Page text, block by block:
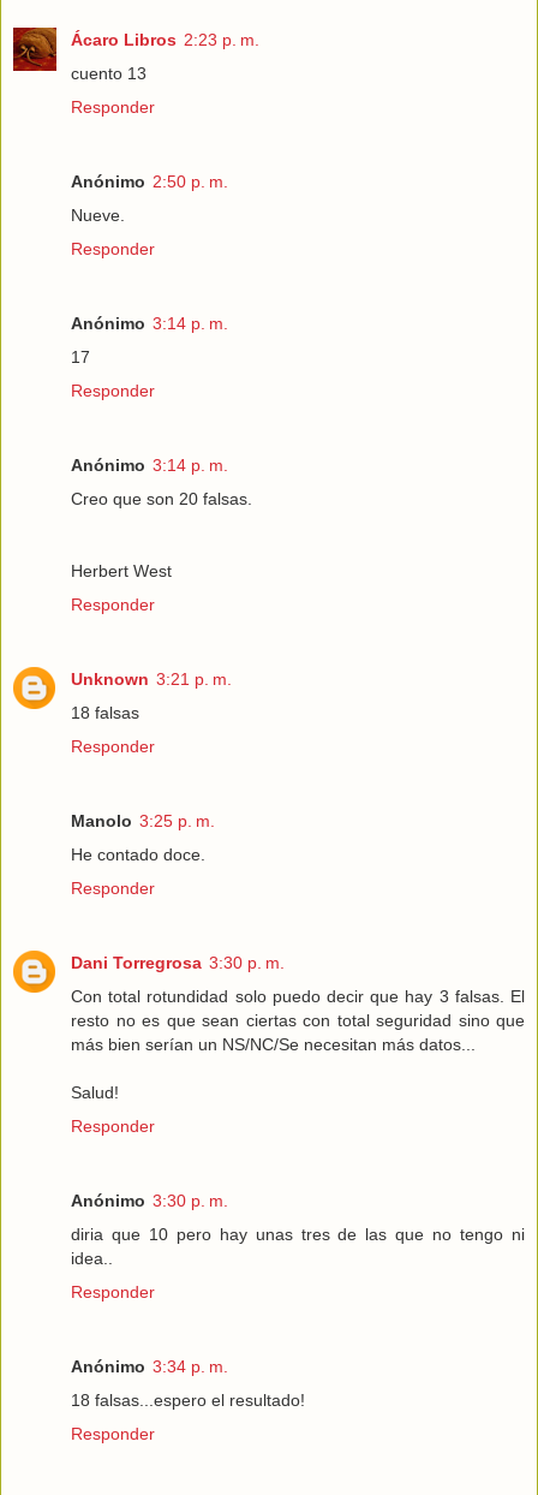
Ácaro Libros 2:23 p. m.
cuento 13
Responder
Anónimo 2:50 p. m.
Nueve.
Responder
Anónimo 3:14 p. m.
17
Responder
Anónimo 3:14 p. m.
Creo que son 20 falsas.
Herbert West
Responder
Unknown 3:21 p. m.
18 falsas
Responder
Manolo 3:25 p. m.
He contado doce.
Responder
Dani Torregrosa 3:30 p. m.
Con total rotundidad solo puedo decir que hay 3 falsas. El
resto no es que sean ciertas con total seguridad sino que
más bien serían un NS/NC/Se necesitan más datos...
Salud!
Responder
Anónimo 3:30 p. m.
diria que 10 pero hay unas tres de las que no tengo ni
idea..
Responder
Anónimo 3:34 p. m.
18 falsas...espero el resultado!
Responder